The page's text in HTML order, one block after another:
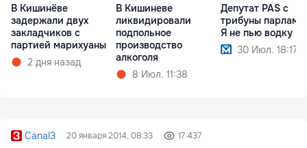
В Кишинёве
задержали двух
закладчиков с
партией марихуаны
2 дня назад
В Кишиневе
ликвидировали
подпольное
производство
алкоголя
8 Июл. 11:38
Депутат PAS с
трибуны
Я не пью водку
30 Июл. 18:17
Canal3 20 января 2014, 08:33 17 437